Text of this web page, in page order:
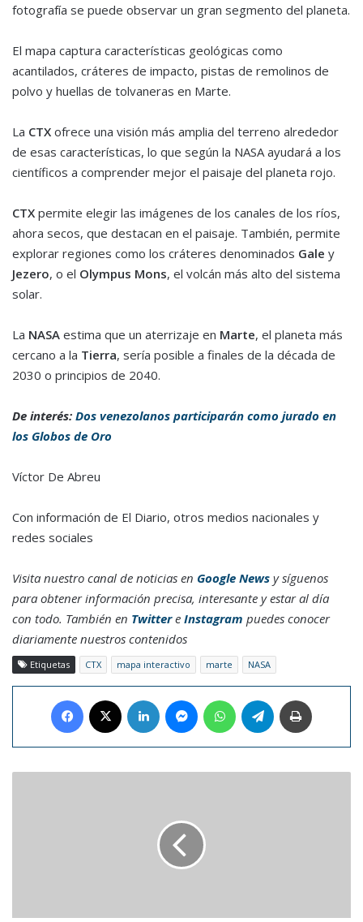
fotografía se puede observar un gran segmento del planeta.
El mapa captura características geológicas como
acantilados, cráteres de impacto, pistas de remolinos de
polvo y huellas de tolvaneras en Marte.
La CTX ofrece una visión más amplia del terreno alrededor
de esas características, lo que según la NASA ayudará a los
científicos a comprender mejor el paisaje del planeta rojo.
CTX permite elegir las imágenes de los canales de los ríos,
ahora secos, que destacan en el paisaje. También, permite
explorar regiones como los cráteres denominados Gale y
Jezero, o el Olympus Mons, el volcán más alto del sistema
solar.
La NASA estima que un aterrizaje en Marte, el planeta más
cercano a la Tierra, sería posible a finales de la década de
2030 o principios de 2040.
De interés: Dos venezolanos participarán como jurado en
los Globos de Oro
Víctor De Abreu
Con información de El Diario, otros medios nacionales y
redes sociales
Visita nuestro canal de noticias en Google News y síguenos
para obtener información precisa, interesante y estar al día
con todo. También en Twittere Instagram puedes conocer
diariamente nuestros contenidos
Etiquetas CTX mapa interactivo marte NASA
Facebook LinkedIn MessengerWhatsAppTelegram